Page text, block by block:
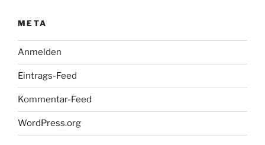
META
Anmelden
Eintrags-Feed
Kommentar-Feed
WordPress.org